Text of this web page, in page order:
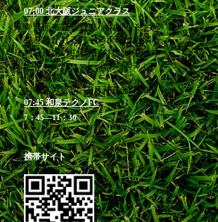
07:00 北大阪ジュニアクラス
＠箕面市立萱野東小学校 ※お帰
りを急がれる方や満車時は近隣有
料駐車場のご利用をお勧めします
6:40 受付 / 7：00-8：
00 練習
お申込み締切 8月7日(金)23:00
07:45 和泉テクノFC
7：45―11：30
携帯サイト